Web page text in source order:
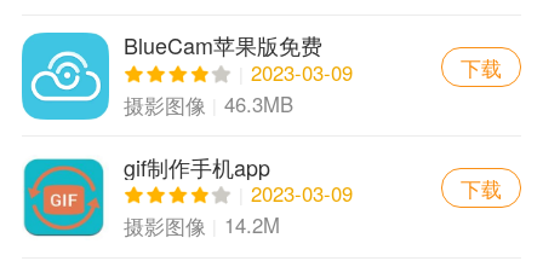
BlueCam苹果版免费
2023-03-09
摄影图像
46.3MB
下载
gif制作手机app
2023-03-09
摄影图像
14.2M
下载